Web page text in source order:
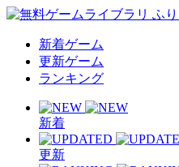
新着ゲーム
更新ゲーム
ランキング
新着
更新